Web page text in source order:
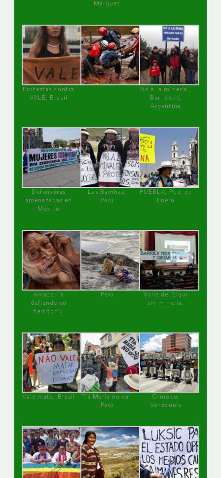
Márquez
Protestas contra
VALE, Brasil
No a la minería ,
Bariloche,
Argentina
Defensoras
amenazadas en
México
Las Bambas,
Perú
PUEBLA, Pue, 27
Enero
Amazonía
defiende su
territorio
Perú
Valle del Elqui
sin minería.
Vale mata, Brasil
Tía María no va !
Perú
Orinoco,
Venezuela